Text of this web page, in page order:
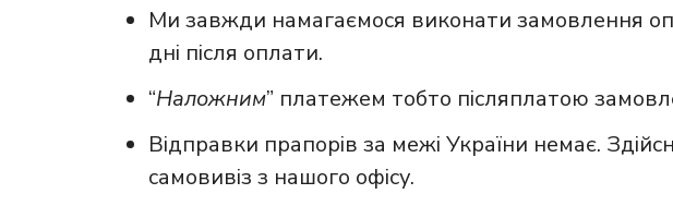
Ми завжди намагаємося виконати замовлення
дні після оплати.
“Наложним” платежем тобто післяплатою
Відправки прапорів за межі України немає.
самовивіз з нашого офісу.